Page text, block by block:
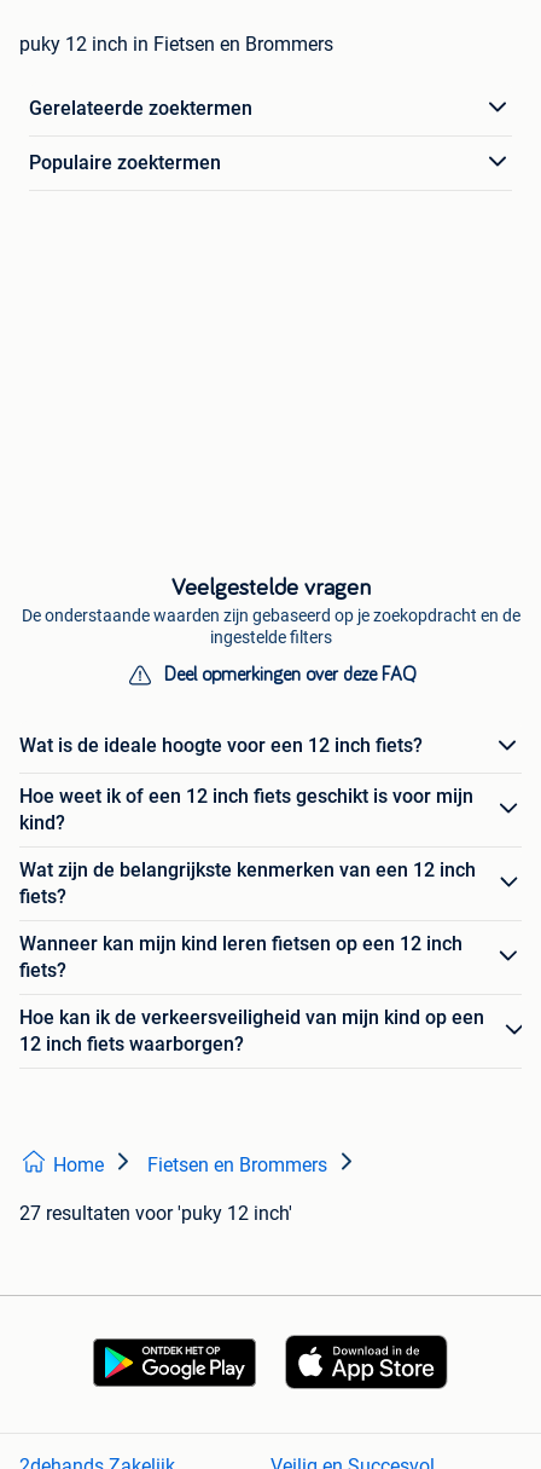
puky 12 inch in Fietsen en Brommers
Gerelateerde zoektermen
Populaire zoektermen
Veelgestelde vragen
De onderstaande waarden zijn gebaseerd op je zoekopdracht en de
ingestelde filters
Deel opmerkingen over deze FAQ
Wat is de ideale hoogte voor een 12 inch fiets?
Hoe weet ik of een 12 inch fiets geschikt is voor mijn
kind?
Wat zijn de belangrijkste kenmerken van een 12 inch
fiets?
Wanneer kan mijn kind leren fietsen op een 12 inch
fiets?
Hoe kan ik de verkeersveiligheid van mijn kind op een
12 inch fiets waarborgen?
Home Fietsen en Brommers
27 resultaten voor 'puky 12 inch'